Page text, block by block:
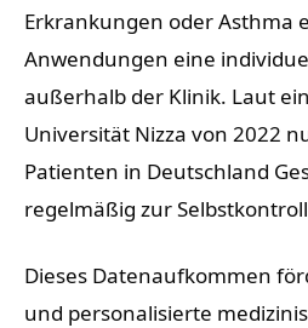
Erkrankungen oder Asthma
Anwendungen eine
außerhalb der Klinik. Laut
Universität Nizza von 2022
Patienten in Deutschland
regelmäßig zur
Dieses Datenaufkommen
und personalisierte